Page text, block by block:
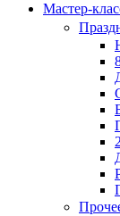
Мастер-